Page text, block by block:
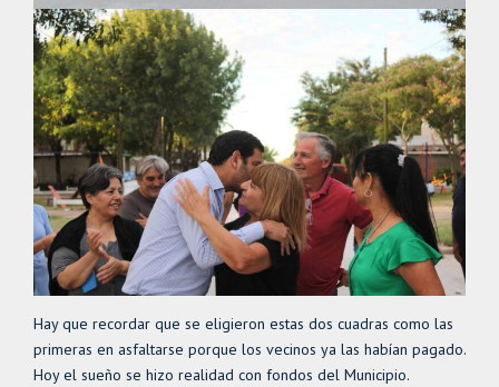
Hay que recordar que se eligieron estas dos cuadras como las
primeras en asfaltarse porque los vecinos ya las habían pagado.
Hoy el sueño se hizo realidad con fondos del Municipio.